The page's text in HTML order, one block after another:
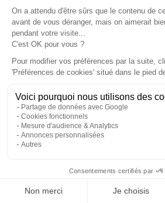
29/07/2026
Malibu Genius : un fourgon